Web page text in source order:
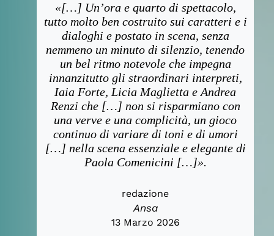
«[…] Un’ora e quarto di spettacolo,
tutto molto ben costruito sui caratteri e i
dialoghi e postato in scena, senza
nemmeno un minuto di silenzio, tenendo
un bel ritmo notevole che impegna
innanzitutto gli straordinari interpreti,
Iaia Forte, Licia Maglietta e Andrea
Renzi che […] non si risparmiano con
una verve e una complicità, un gioco
continuo di variare di toni e di umori
[…] nella scena essenziale e elegante di
Paola Comenicini […]».
redazione
Ansa
13 Marzo 2026